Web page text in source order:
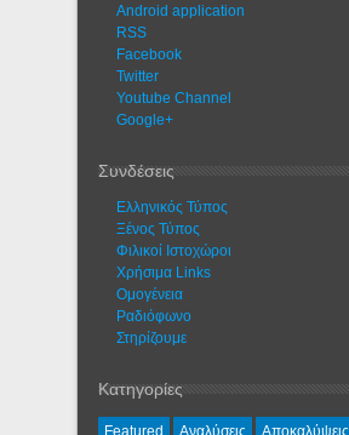
Android application
RSS
Facebook
Twitter
Youtube Channel
Google+
Συνδέσεις
Ελληνικός Τύπος
Ξένος Τύπος
Φιλικοί Ιστοχώροι
Χρήσιμα Links
Ομογένεια
Ραδιόφωνο
Στηρίζουμε
Κατηγορίες
Featured Αναλύσεις Αποκαλύψεις